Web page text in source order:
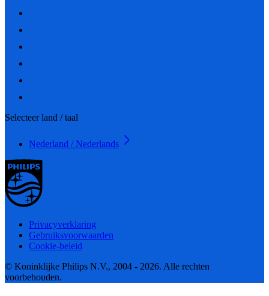
Selecteer land / taal
Nederland / Nederlands
Privacyverklaring
Gebruiksvoorwaarden
Cookie-beleid
© Koninklijke Philips N.V., 2004 - 2026. Alle rechten
voorbehouden.